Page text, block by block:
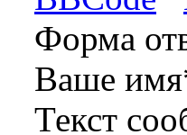
Форма
Ваше имя
Текст